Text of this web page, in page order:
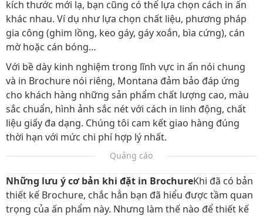
kích thước mới lạ, bạn cũng có thể lựa chọn cách in ấn
khác nhau. Ví dụ như lựa chọn chất liệu, phương pháp
gia công (ghim lồng, keo gáy, gáy xoắn, bìa cứng), cán
mờ hoặc cán bóng…
Với bề dày kinh nghiệm trong lĩnh vực in ấn nói chung
và in Brochure nói riêng, Montana đảm bảo đáp ứng
cho khách hàng những sản phẩm chất lượng cao, màu
sắc chuẩn, hình ảnh sắc nét với cách in linh động, chất
liệu giấy đa dạng. Chúng tôi cam kết giao hàng đúng
thời hạn với mức chi phí hợp lý nhất.
Quảng cáo
Những lưu ý cơ bản khi đặt in BrochureKhi đã có bản
thiết kế Brochure, chắc hẳn bạn đã hiểu được tầm quan
trọng của ấn phẩm này. Nhưng làm thế nào để thiết kế